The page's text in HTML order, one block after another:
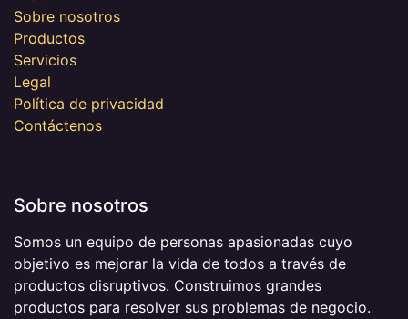
Sobre nosotros
Productos
Servicios
Legal
Política de privacidad
Contáctenos
Sobre nosotros
Somos un equipo de personas apasionadas cuyo
objetivo es mejorar la vida de todos a través de
productos disruptivos. Construimos grandes
productos para resolver sus problemas de negocio.